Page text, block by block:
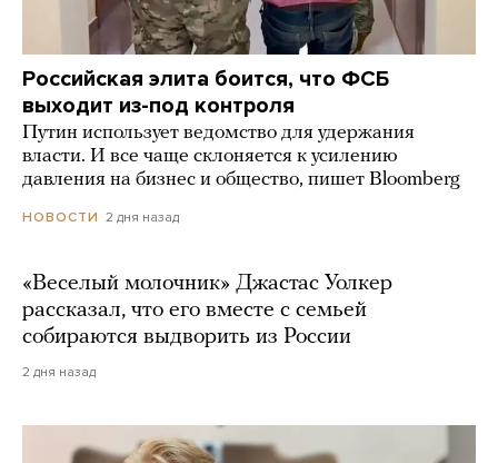
Российская элита боится, что ФСБ
выходит из-под контроля
Путин использует ведомство для удержания
власти. И все чаще склоняется к усилению
давления на бизнес и общество, пишет Bloomberg
НОВОСТИ 2 дня назад
«Веселый молочник» Джастас Уолкер
рассказал, что его вместе с семьей
собираются выдворить из России
2 дня назад